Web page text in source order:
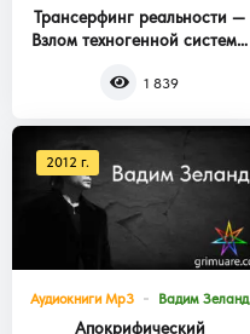
Трансерфинг реальности —
Взлом техногенной системы
1 839
2012 г.
Аудиокниги Mp3 Вадим Зеланд
Апокрифический